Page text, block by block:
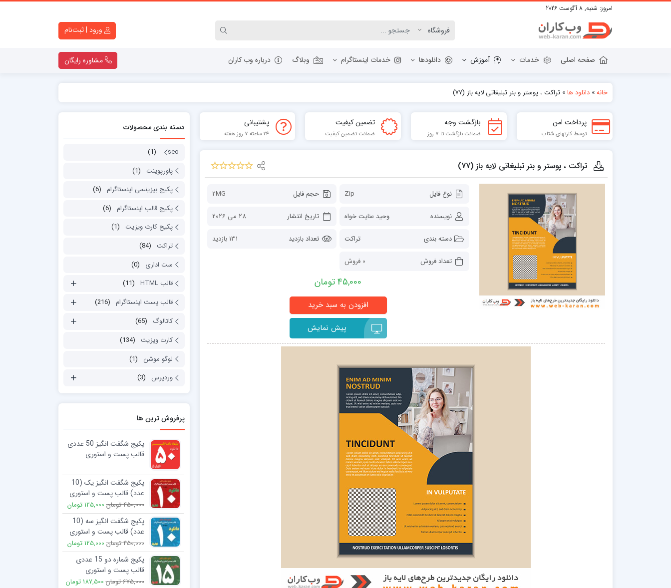
امروز: شنبه, 8 آگوست 2026
ورود | ثبت‌نام
صفحه اصلی خدمات آموزش دانلودها
دانلود وردپرس
پلاگین های وردپرس
قالب HTML
قالب BOOTSTRAP
قالب WORDPRESS
مرورگر وب
ابزار گرافیک و عکس
مدیریت دانلودها
برنامه نویسی
ابزار PDF
کارت ویزیت لایه باز
تراکت لایه باز
کاتالوگ لایه باز
قالب اینستاگرام
پاورپوینت
لوگو موشن
خدمات اینستاگرام وبلاگ درباره وب کاران مشاوره رایگان
خانه» دانلود ها» تراکت ، پوستر و بنر تبلیغاتی لایه باز (77)
پرداخت امن
توسط کارتهای شتاب
بازگشت وجه
ضمانت بازگشت تا 7 روز
تضمین کیفیت
ضمانت تضمین کیفیت
پشتیبانی
24 ساعته 7 روز هفته
تراکت ، پوستر و بنر تبلیغاتی لایه باز (77)
نوع فایل Zip حجم فایل 2MG
نویسنده وحید عنایت خواه تاریخ انتشار 28 می 2026
دسته بندی تراکت تعداد بازدید 131 بازدید
تعداد فروش 0 فروش
45,000 تومان
پیش نمایش
دسته بندی محصولات
seo
(1)
پاورپوینت
(1)
پکیج بیزینسی اینستاگرام (6)
پکیج قالب اینستاگرام (6)
پکیج کارت ویزیت
(1)
تراکت
(84)
ست اداری
(0)
قالب HTML
(11)
قالب پست اینستاگرام (216)
کاتالوگ
(65)
کارت ویزیت
(134)
لوگو موشن
(1)
وردپرس
(3)
پرفروش ترین ها
پکیج شگفت انگیز 50 عددی
قالب پست و استوری
2,250,000 تومان 299,000 تومان
پکیج شگفت انگیز یک (10
عدد) قالب پست و استوری
اینستاگرام
450,000 تومان 125,000 تومان
پکیج شگفت انگیز سه (10
عدد) قالب پست و استوری
اینستاگرام
450,000 تومان 125,000 تومان
پکیج شماره دو 15 عددی
قالب پست و استوری
اینستاگرام
675,000 تومان 187,500 تومان